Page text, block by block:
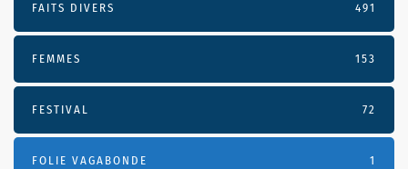
FAITS DIVERS 491
FEMMES 153
FESTIVAL 72
FOLIE VAGABONDE 1